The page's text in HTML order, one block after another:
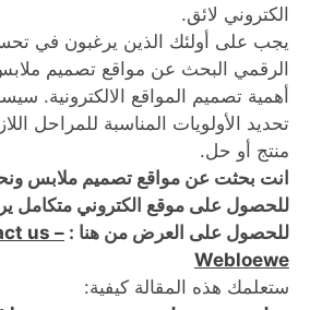
الكتروني لائق.
يجب على أولئك الذين يرغبون في
الرقمي البحث عن مواقع تصميم
أهمية تصميم المواقع الالكترونية.
تحديد الأولويات المناسبة للمراحل
منتج أو حل.
انت بحثت عن مواقع تصميم ملابس
للحصول على موقع الكتروني متكامل
للحصول على العرض من هنا : us –
Webloewe
ستعلمك هذه المقالة كيفية: